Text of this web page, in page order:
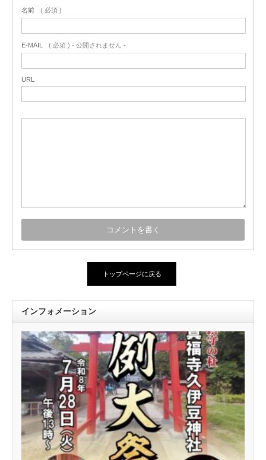
名前 ( 必須 )
E-MAIL ( 必須 ) - 公開されません -
URL
トップページに戻る
インフォメーション